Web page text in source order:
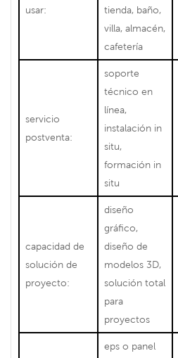
usar:
tienda, baño,
villa, almacén,
cafetería
servicio
postventa:
soporte
técnico en
línea,
instalación in
situ,
formación in
situ
capacidad de
solución de
proyecto:
diseño
gráfico,
diseño de
modelos 3D,
solución total
para
proyectos
eps o panel